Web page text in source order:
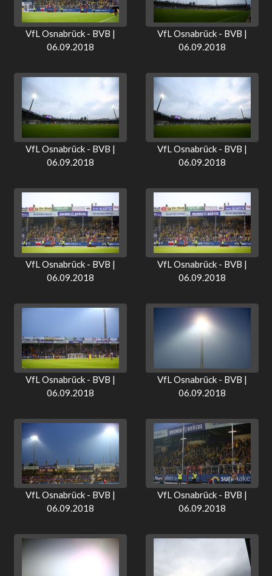
VfL Osnabrück - BVB |
06.09.2018
VfL Osnabrück - BVB |
06.09.2018
VfL Osnabrück - BVB |
06.09.2018
VfL Osnabrück - BVB |
06.09.2018
VfL Osnabrück - BVB |
06.09.2018
VfL Osnabrück - BVB |
06.09.2018
VfL Osnabrück - BVB |
06.09.2018
VfL Osnabrück - BVB |
06.09.2018
VfL Osnabrück - BVB |
06.09.2018
VfL Osnabrück - BVB |
06.09.2018